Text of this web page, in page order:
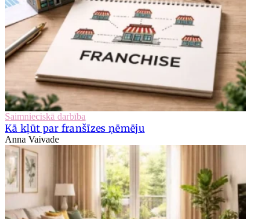
Saimnieciskā darbība
Kā kļūt par franšīzes ņēmēju
Anna Vaivade